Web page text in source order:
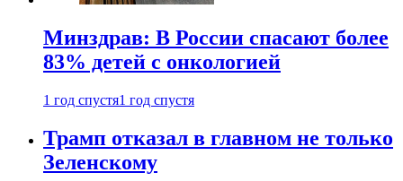
Минздрав: В России спасают более
83% детей с онкологией
1 год спустя1 год спустя
Трамп отказал в главном не только
Зеленскому